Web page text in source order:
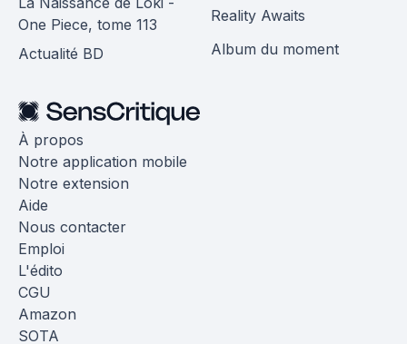
One Piece, tome 113
Actualité BD
Reality Awaits
Album du moment
À propos
Notre application mobile
Notre extension
Aide
Nous contacter
Emploi
L'édito
CGU
Amazon
SOTA